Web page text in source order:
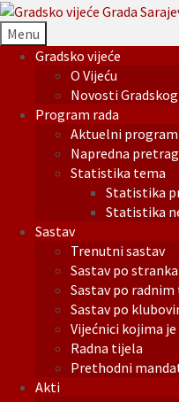
Menu
Gradsko vijeće
O Vijeću
Novosti
Program rada
Aktuelni program
Napredna
Statistika tema
Statistika
Statistika
Sastav
Trenutni sastav
Sastav po
Sastav po
Sastav po
Vijećnici kojima
Radna tijela
Prethodni
Akti